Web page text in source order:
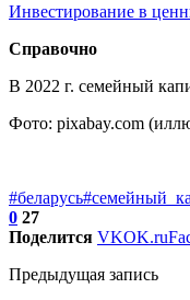
Инвестирование в
Справочно
В 2022 г. семейный
Фото: pixabay.com
#беларусь
0 27
Поделится VKOK.ru
Предыдущая запись